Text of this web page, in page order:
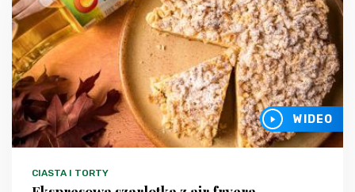
WIDEO
CIASTA I TORTY